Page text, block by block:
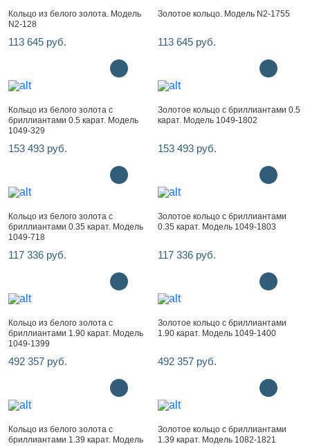
Кольцо из белого золота. Модель
N2-128
113 645 руб.
Золотое кольцо. Модель N2-1755
113 645 руб.
Кольцо из белого золота с
бриллиантами 0.5 карат. Модель
1049-329
153 493 руб.
Золотое кольцо с бриллиантами 0.5
карат. Модель 1049-1802
153 493 руб.
Кольцо из белого золота с
бриллиантами 0.35 карат. Модель
1049-718
117 336 руб.
Золотое кольцо с бриллиантами
0.35 карат. Модель 1049-1803
117 336 руб.
Кольцо из белого золота с
бриллиантами 1.90 карат. Модель
1049-1399
492 357 руб.
Золотое кольцо с бриллиантами
1.90 карат. Модель 1049-1400
492 357 руб.
Кольцо из белого золота с
бриллиантами 1.39 карат. Модель
Золотое кольцо с бриллиантами
1.39 карат. Модель 1082-1821